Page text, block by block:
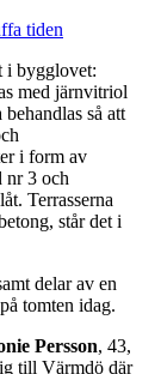
tiden
i bygglovet:
med järnvitriol
så att
i form av
nr 3 och
Terrasserna
står det i
delar av en
tomten idag.
Persson, 43,
till Värmdö där